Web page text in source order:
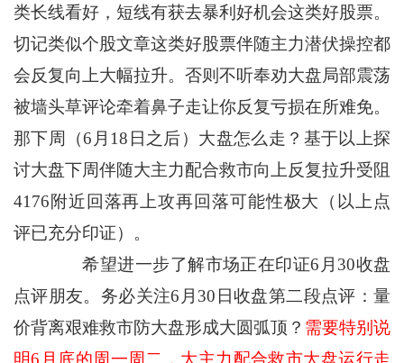
类长线看好，短线有获去暴利好机会这类好股票。
切记类似个股文章这类好股票伴随主力潜伏操控都
会反复向上大幅拉升。否则不听奉劝大盘局部震荡
被墙头草评论牵着鼻子走让你反复亏损在所难免。
那下周（6月18日之后）大盘怎么走？基于以上探
讨大盘下周伴随大主力配合救市向上反复拉升受阻
4176附近回落再上攻再回落可能性极大（以上点
评已充分印证）。
希望进一步了解市场正在印证6月30收盘
点评朋友。务必关注6月30日收盘第二段点评：量
价背离艰难救市防大盘形成大圆弧顶？ 需要特别说
明6月底的周一周二，大主力配合救市大盘运行走